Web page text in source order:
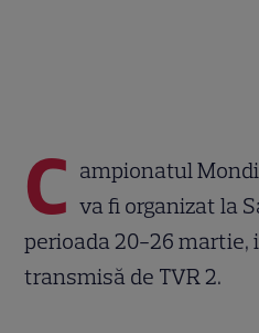
C ampionatul
va fi organizat la
perioada 20-26 martie,
transmisă de TVR 2.